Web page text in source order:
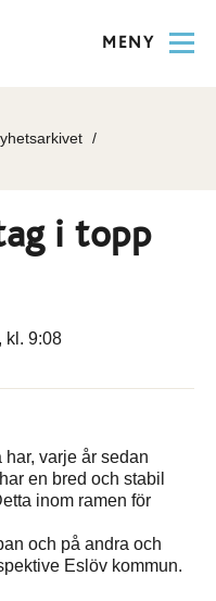
MENY
i topp
kl. 9:08
varje år sedan
en bred och stabil
inom ramen för
och på andra och
Eslöv kommun.